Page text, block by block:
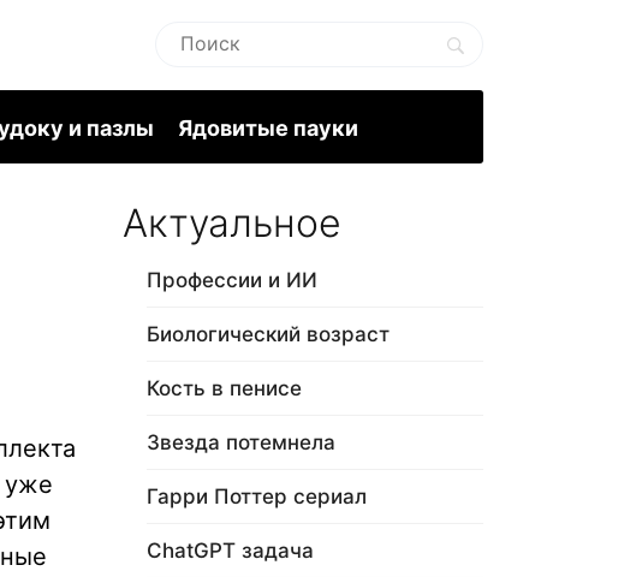
и пазлы Ядовитые пауки
уже
Актуальное
Профессии и ИИ
Биологический возраст
Кость в пенисе
Звезда потемнела
Гарри Поттер сериал
ChatGPT задача